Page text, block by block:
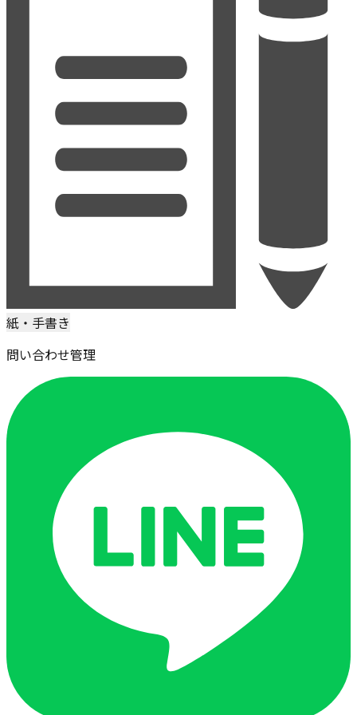
紙・手書き
問い合わせ管理